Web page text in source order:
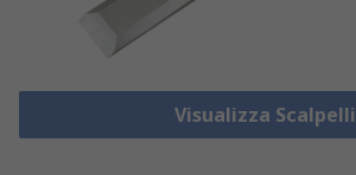
Visualizza Scalpelli